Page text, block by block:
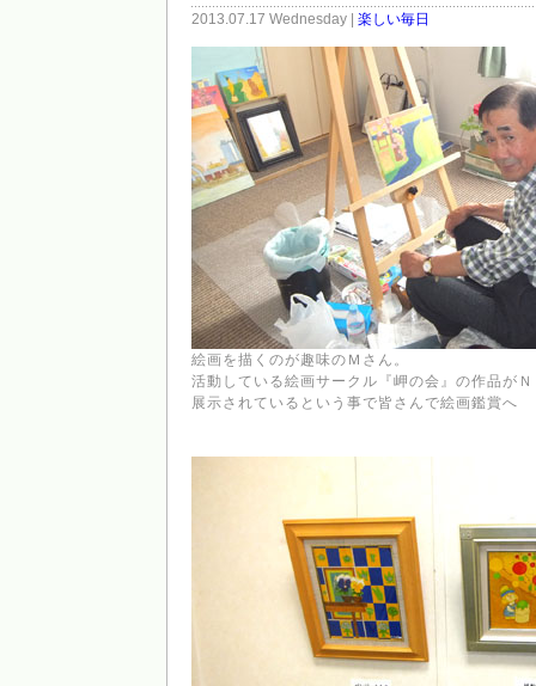
2013.07.17 Wednesday | 楽しい毎日
絵画を描くのが趣味のＭさん。
活動している絵画サークル『岬の会』の作品が
展示されているという事で皆さんで絵画鑑賞へ